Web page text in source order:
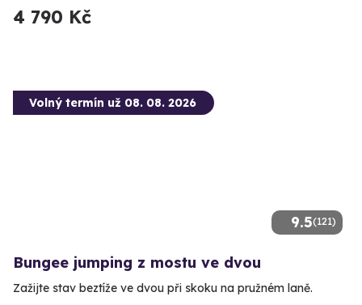
4 790 Kč
9.5(121)
Volný termín už 08. 08. 2026
Bungee jumping z mostu ve dvou
Zažijte stav beztíže ve dvou při skoku na pružném laně.